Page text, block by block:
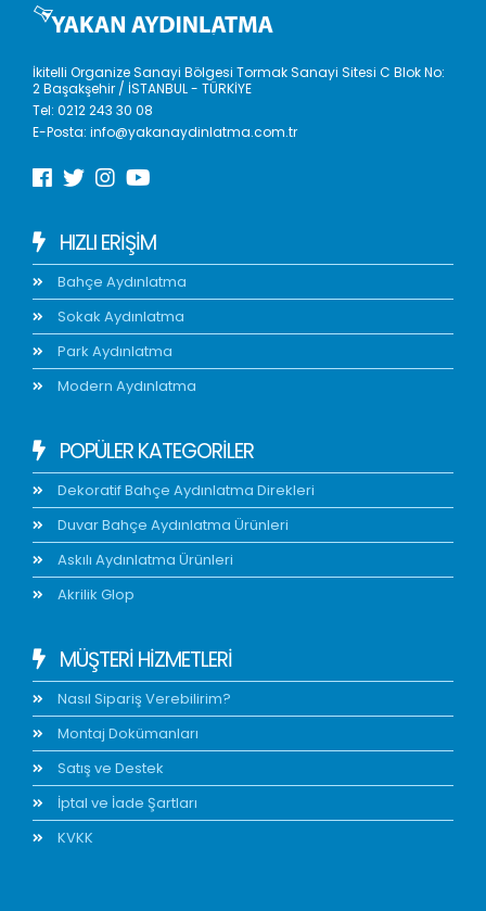
İkitelli Organize Sanayi Bölgesi Tormak Sanayi Sitesi C Blok No:
2 Başakşehir / İSTANBUL - TÜRKİYE
Tel:0212 243 30 08
E-Posta:info@yakanaydinlatma.com.tr
HIZLI ERIŞIM
Bahçe Aydınlatma
Sokak Aydınlatma
Park Aydınlatma
Modern Aydınlatma
POPÜLER KATEGORİLER
Dekoratif Bahçe Aydınlatma Direkleri
Duvar Bahçe Aydınlatma Ürünleri
Askılı Aydınlatma Ürünleri
Akrilik Glop
MÜŞTERİ HİZMETLERİ
Nasıl Sipariş Verebilirim?
Montaj Dokümanları
Satış ve Destek
İptal ve İade Şartları
KVKK